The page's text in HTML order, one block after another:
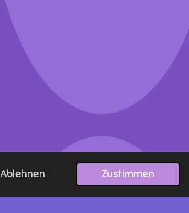
Ablehnen Zustimmen